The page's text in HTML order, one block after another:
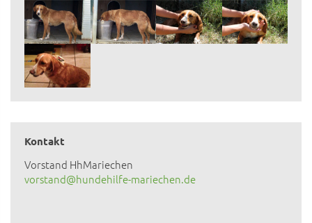
Kontakt
Vorstand HhMariechen
vorstand@hundehilfe-mariechen.de